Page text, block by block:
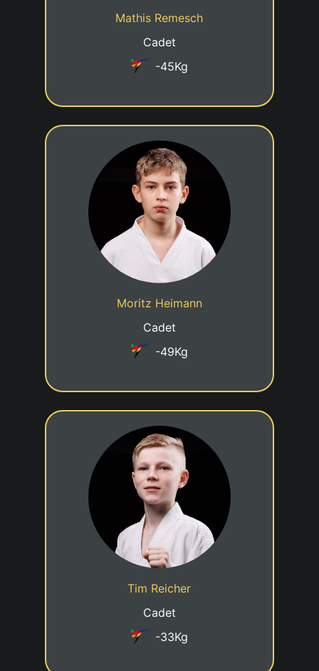
Mathis Remesch
Cadet
-45Kg
Moritz Heimann
Cadet
-49Kg
2eme KUP
Date de naissance
06/11/2012
Cadre jeune talent
Tim Reicher
Cadet
-33Kg
8eme KUP
Date de naissance
12/07/2013
Cadre jeune talent